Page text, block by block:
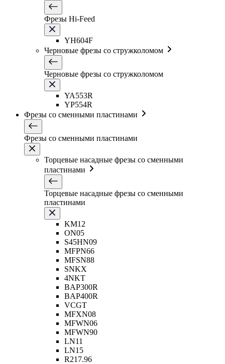
Фрезы Hi-Feed
YH604F
Черновые фрезы со стружколомом
Черновые фрезы со стружколомом
YA553R
YP554R
Фрезы со сменными пластинами
Фрезы со сменными пластинами
Торцевые насадные фрезы со сменными
пластинами
Торцевые насадные фрезы со сменными
пластинами
KM12
ON05
S45HN09
MFPN66
MFSN88
SNKX
4NKT
BAP300R
BAP400R
VCGT
MFXN08
MFWN06
MFWN90
LN11
LN15
R217.96